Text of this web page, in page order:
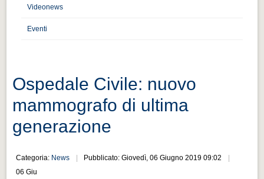
Distretto industriale
Muoversi a Vigevano
Cultura e turismo 4.0
PROGETTI
PROGETTI
Progetti Aperti
Videonews
Eventi
Ospedale Civile: nuovo
mammografo di ultima
generazione
Categoria: News
Pubblicato: Giovedì, 06 Giugno 2019 09:02
06 Giu